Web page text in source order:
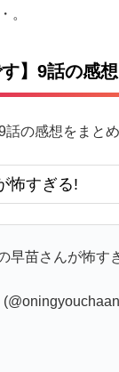
。
す】9話の感想
話の感想をまとめ
怖すぎる!
早苗さんが怖す